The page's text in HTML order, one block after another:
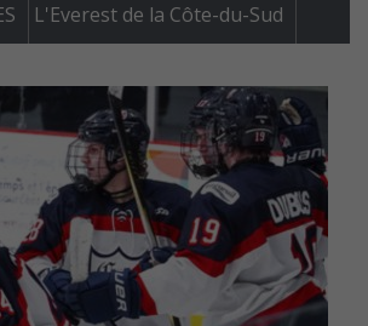
L'Everest de la Côte-du-Sud